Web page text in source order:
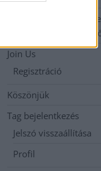
Iratkozzon fel heti
még többet
Join Us
Regisztráció
Köszönjük
Tag bejelentkezés
Jelszó visszaállítása
Profil